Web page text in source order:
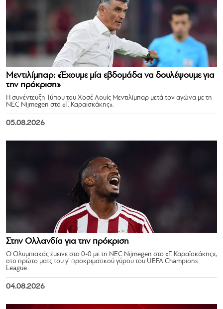
Μεντιλίμπαρ: «Έχουμε μία εβδομάδα να δουλέψουμε για
την πρόκριση»
Η συνέντευξη Τύπου του Χοσέ Λουίς Μεντιλίμπαρ μετά τον αγώνα με τη
NEC Nijmegen στο «Γ. Καραϊσκάκης».
05.08.2026
Στην Ολλανδία για την πρόκριση
Ο Ολυμπιακός έμεινε στο 0-0 με τη NEC Nijmegen στο «Γ. Καραϊσκάκης»,
στο πρώτο ματς του γ’ προκριματικού γύρου του UEFA Champions
League.
04.08.2026